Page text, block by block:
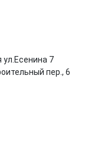
ул.Есенина 7
пер., 6